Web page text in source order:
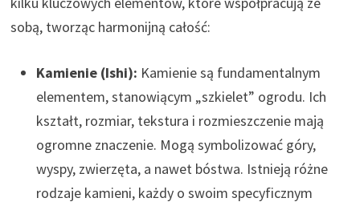
sobą, tworząc harmonijną całość:
Kamienie (Ishi): Kamienie są fundamentalnym
elementem, stanowiącym „szkielet” ogrodu. Ich
kształt, rozmiar, tekstura i rozmieszczenie mają
ogromne znaczenie. Mogą symbolizować góry,
wyspy, zwierzęta, a nawet bóstwa. Istnieją różne
rodzaje kamieni, każdy o swoim specyficznym